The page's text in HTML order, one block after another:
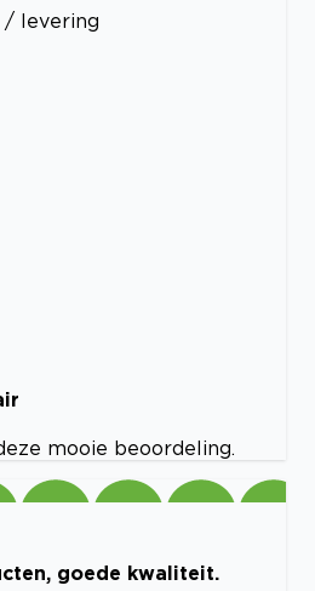
/ levering
mooie beoordeling.
goede kwaliteit.